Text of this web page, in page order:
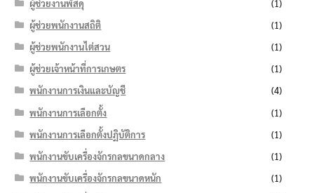
ผู้ช่วยงานพัสดุ
(1)
ผู้ช่วยพนักงานสถิติ
(1)
ผู้ช่วยพนักงานไต่สวน
(1)
ผู้ช่วยเจ้าหน้าที่การเกษตร
(1)
พนักงานการเงินและบัญชี
(4)
พนักงานการเลือกตั้ง
(1)
พนักงานการเลือกตั้งปฏิบัติการ
(1)
พนักงานขับเครื่องจักรกลขนาดกลาง
(1)
พนักงานขับเครื่องจักรกลขนาดหนัก
(1)